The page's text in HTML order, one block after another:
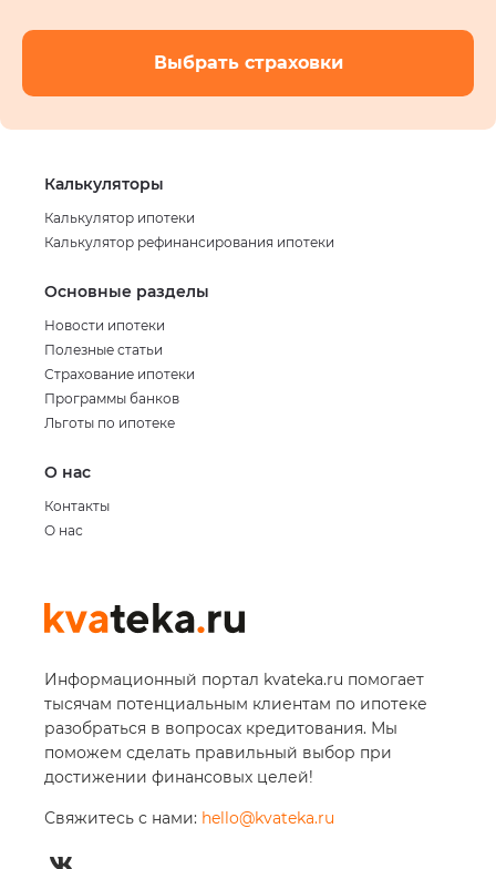
Выбрать страховки
Информационный портал kvateka.ru помогает
тысячам потенциальным клиентам по ипотеке
разобраться в вопросах кредитования. Мы
поможем сделать правильный выбор при
достижении финансовых целей!
Свяжитесь с нами: hello@kvateka.ru
Калькуляторы
Калькулятор ипотеки
Калькулятор рефинансирования ипотеки
Основные разделы
Новости ипотеки
Полезные статьи
Страхование ипотеки
Программы банков
Льготы по ипотеке
О нас
Контакты
О нас